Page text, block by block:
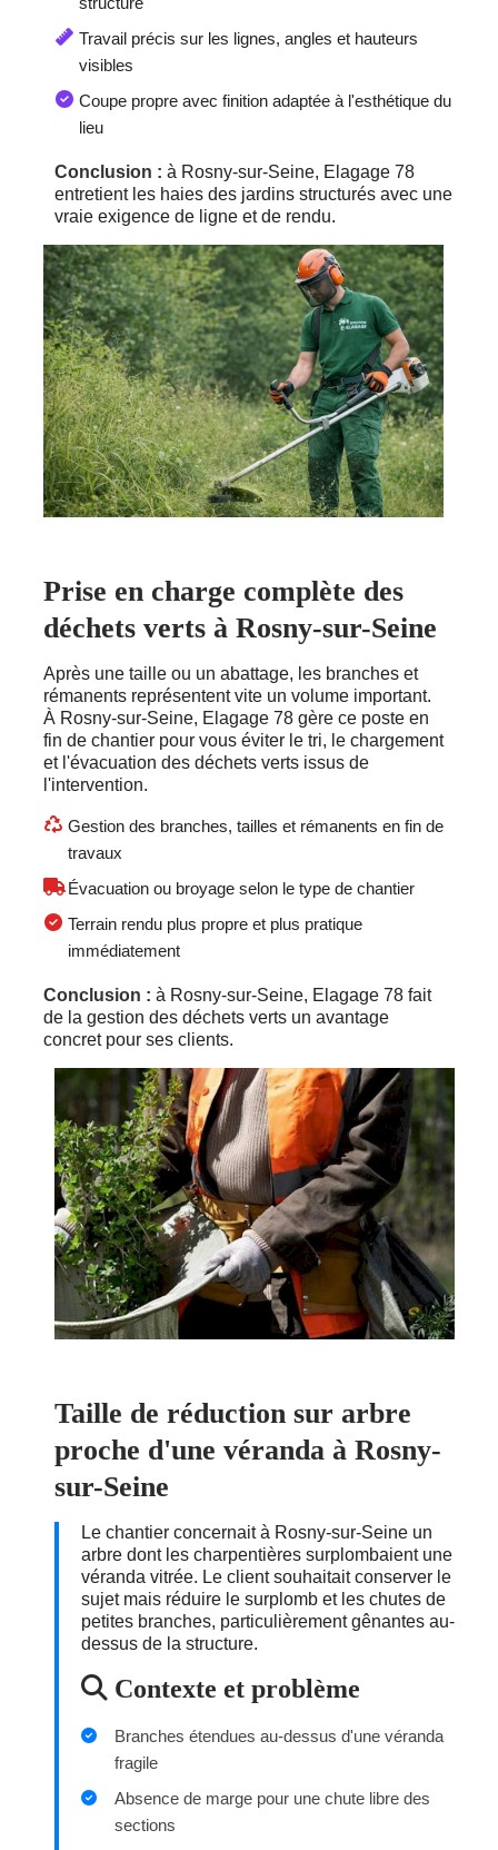
Travail précis sur les lignes, angles et hauteurs
visibles
Coupe propre avec finition adaptée à l'esthétique du
lieu
Conclusion : à Rosny-sur-Seine, Elagage 78
entretient les haies des jardins structurés avec une
vraie exigence de ligne et de rendu.
Prise en charge complète des
déchets verts à Rosny-sur-Seine
Après une taille ou un abattage, les branches et
rémanents représentent vite un volume important.
À Rosny-sur-Seine, Elagage 78 gère ce poste en
fin de chantier pour vous éviter le tri, le chargement
et l'évacuation des déchets verts issus de
l'intervention.
Gestion des branches, tailles et rémanents en fin de
travaux
Évacuation ou broyage selon le type de chantier
Terrain rendu plus propre et plus pratique
immédiatement
Conclusion : à Rosny-sur-Seine, Elagage 78 fait
de la gestion des déchets verts un avantage
concret pour ses clients.
Taille de réduction sur arbre
proche d'une véranda à Rosny-
sur-Seine
Le chantier concernait à Rosny-sur-Seine un
arbre dont les charpentières surplombaient une
véranda vitrée. Le client souhaitait conserver le
sujet mais réduire le surplomb et les chutes de
petites branches, particulièrement gênantes au-
dessus de la structure.
Contexte et problème
Branches étendues au-dessus d'une véranda
fragile
Absence de marge pour une chute libre des
sections